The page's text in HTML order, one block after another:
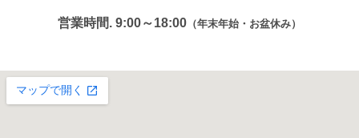
営業時間. 9:00～18:00 （年末年始・お盆休み）